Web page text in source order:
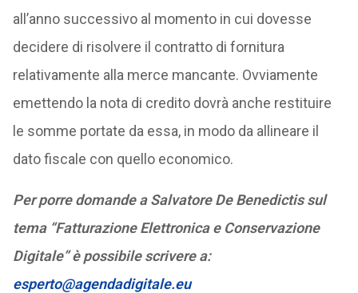
all’anno successivo al momento in cui dovesse
decidere di risolvere il contratto di fornitura
relativamente alla merce mancante. Ovviamente
emettendo la nota di credito dovrà anche restituire
le somme portate da essa, in modo da allineare il
dato fiscale con quello economico.
Per porre domande a Salvatore De Benedictis sul
tema “Fatturazione Elettronica e Conservazione
Digitale” è possibile scrivere a:
esperto@agendadigitale.eu